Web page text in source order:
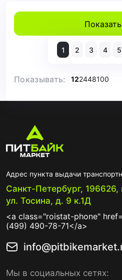
1 2 3 4 5
Показывать: 122448100
Адрес пункта выдачи
Санкт-Петербург, 196626,
ул. Тосина, д. 9 к.1Д
<a class="roistat-phone"
(499) 490-78-71</a>
Мы в социальных сетях: